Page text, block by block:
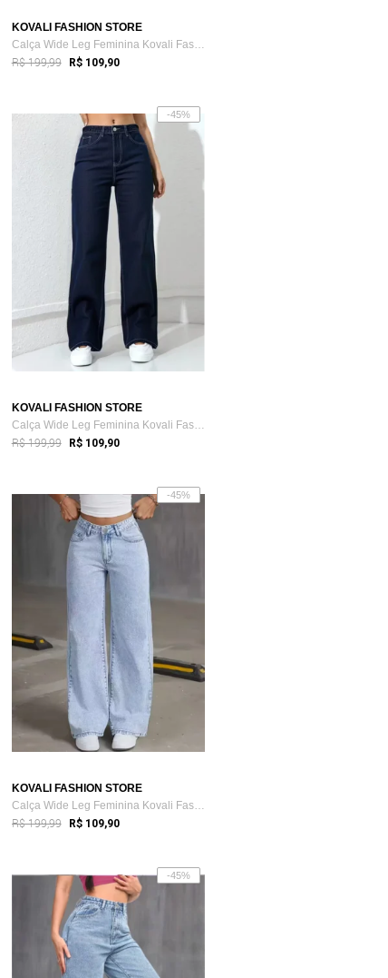
KOVALI FASHION STORE
Calça Wide Leg Feminina Kovali Fashion S...
R$ 199,99 R$ 109,90
-45%
KOVALI FASHION STORE
Calça Wide Leg Feminina Kovali Fashion S...
R$ 199,99 R$ 109,90
-45%
KOVALI FASHION STORE
Calça Wide Leg Feminina Kovali Fashion S...
R$ 199,99 R$ 109,90
-45%